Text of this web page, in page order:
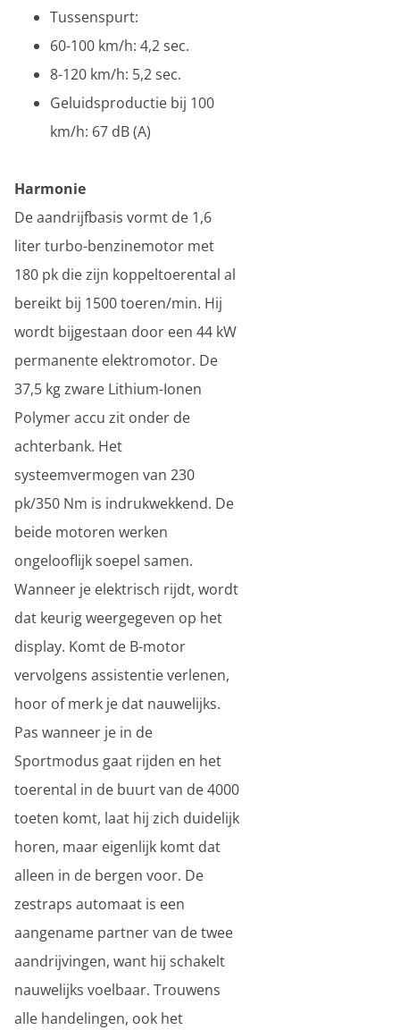
Tussenspurt:
60-100 km/h: 4,2 sec.
8-120 km/h: 5,2 sec.
Geluidsproductie bij 100
km/h: 67 dB (A)
Harmonie
De aandrijfbasis vormt de 1,6
liter turbo-benzinemotor met
180 pk die zijn koppeltoerental al
bereikt bij 1500 toeren/min. Hij
wordt bijgestaan door een 44 kW
permanente elektromotor. De
37,5 kg zware Lithium-Ionen
Polymer accu zit onder de
achterbank. Het
systeemvermogen van 230
pk/350 Nm is indrukwekkend. De
beide motoren werken
ongelooflijk soepel samen.
Wanneer je elektrisch rijdt, wordt
dat keurig weergegeven op het
display. Komt de B-motor
vervolgens assistentie verlenen,
hoor of merk je dat nauwelijks.
Pas wanneer je in de
Sportmodus gaat rijden en het
toerental in de buurt van de 4000
toeten komt, laat hij zich duidelijk
horen, maar eigenlijk komt dat
alleen in de bergen voor. De
zestraps automaat is een
aangename partner van de twee
aandrijvingen, want hij schakelt
nauwelijks voelbaar. Trouwens
alle handelingen, ook het